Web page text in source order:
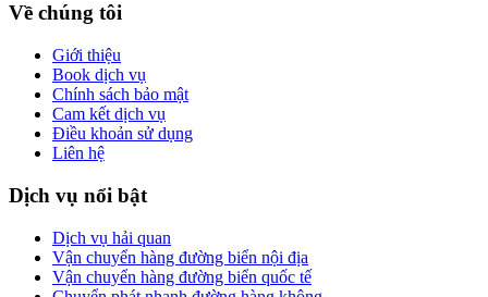
Về chúng tôi
Giới thiệu
Book dịch vụ
Chính sách bảo mật
Cam kết dịch vụ
Điều khoản sử dụng
Liên hệ
Dịch vụ nổi bật
Dịch vụ hải quan
Vận chuyển hàng đường biển nội địa
Vận chuyển hàng đường biển quốc tế